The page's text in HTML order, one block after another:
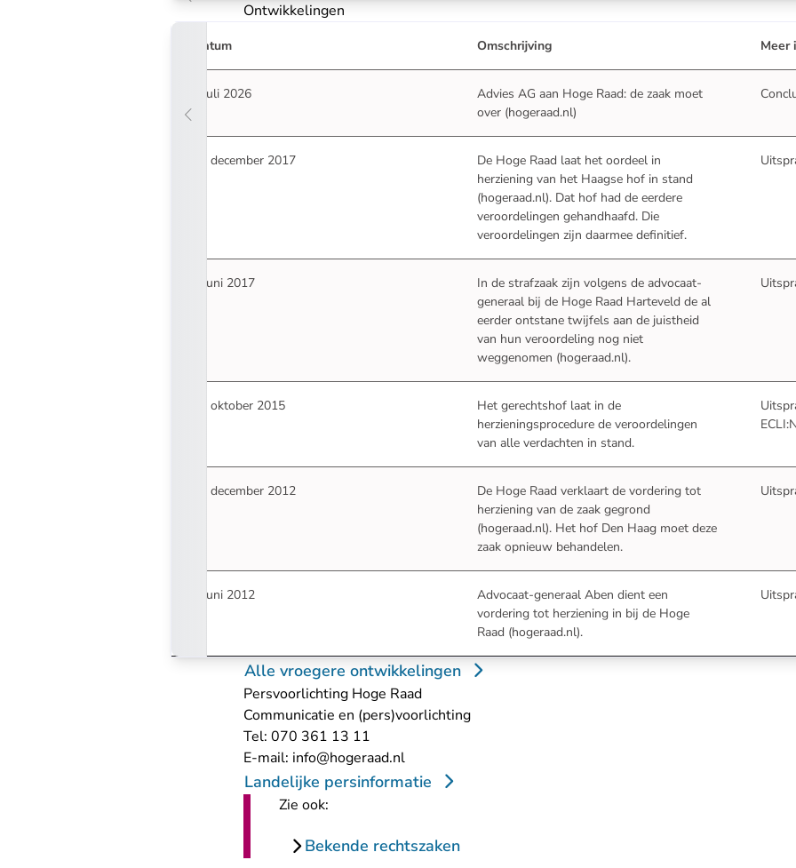
Ontwikkelingen
Datum Omschrijving Meer
7 juli 2026 Advies AG aan Hoge Raad: de zaak moet
over (hogeraad.nl)
19 december 2017 De Hoge Raad laat het oordeel in
herziening van het Haagse hof in stand
(hogeraad.nl)- U verlaat Rechtspraak.nl
. Dat hof had de eerdere
veroordelingen gehandhaafd. Die
veroordelingen zijn daarmee definitief.
6 juni 2017
In de strafzaak zijn volgens de advocaat-
generaal bij de Hoge Raad Harteveld de al
eerder ontstane twijfels aan de juistheid
van hun veroordeling nog niet
weggenomen (hogeraad.nl)- U verlaat Rechtspraak.nl
.
14 oktober 2015
Het gerechtshof laat in de
herzieningsprocedure de veroordelingen
van alle verdachten in stand.
18 december 2012 De Hoge Raad verklaart de vordering tot
herziening van de zaak gegrond
(hogeraad.nl)- U verlaat Rechtspraak.nl
. Het hof Den Haag moet deze
zaak opnieuw behandelen.
5 juni 2012 Advocaat-generaal Aben dient een
vordering tot herziening in bij de Hoge
Raad (hogeraad.nl)- U verlaat Rechtspraak.nl
.
Alle vroegere ontwikkelingen
Persvoorlichting Hoge Raad
Communicatie en (pers)voorlichting
Tel: 070 361 13 11
E-mail: info@hogeraad.nl- U verlaat Rechtspraak.nl
Landelijke persinformatie
Zie ook:
Bekende rechtszaken